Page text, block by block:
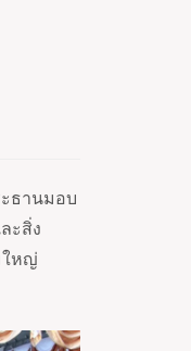
ะธานมอบ
ะสิ่ง
ใหญ่